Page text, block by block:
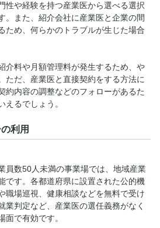
性や経験を持つ産業医から選べる選択
。また、紹介会社に産業医と企業の間
ため、何らかのトラブルが生じた場合
介料や月額管理料が発生するため、や
ただ、産業医と直接契約をする方法に
約内容の調整などのフォローがあるた
えるでしょう。
利用
員数50人未満の事業場では、地域産業
です。各都道府県に設置された公的機
職場巡視、健康相談などを無料で受け
業判定など、産業医の選任義務がなく
面で有効です。